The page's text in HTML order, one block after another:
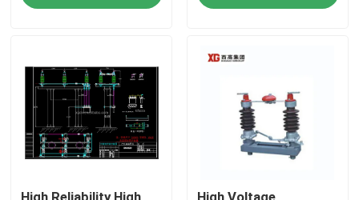
Haus
Produkte
Über uns